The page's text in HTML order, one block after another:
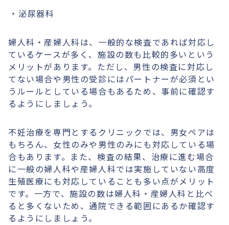
泌尿器科
婦人科・産婦人科は、一般的な検査であれば対応し
ているケースが多く、施設の数も比較的多いという
メリットがあります。ただし、男性の検査に対応し
てない場合や男性の受診にはパートナーが必須とい
うルールとしている場合もあるため、事前に確認す
るようにしましょう。
不妊治療を専門とするクリニックでは、男女ペアは
もちろん、女性のみや男性のみにも対応している場
合もあります。また、検査の結果、治療に進む場合
に一般の婦人科や産婦人科では実施していない高度
生殖医療にも対応していることも多い点がメリット
です。一方で、施設の数は婦人科・産婦人科と比べ
ると多くないため、通院できる範囲にあるか確認す
るようにしましょう。